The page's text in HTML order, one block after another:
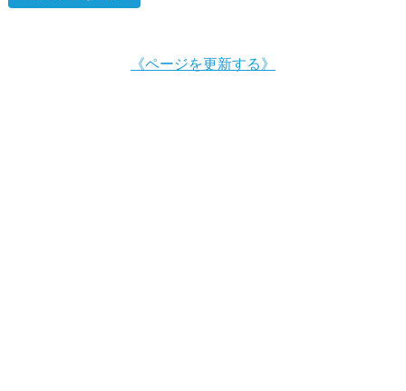
《ページを更新する》